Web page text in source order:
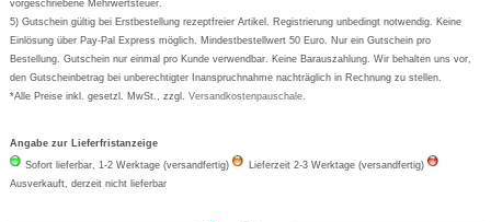
Basica
vorgeschriebene Mehrwertsteuer.
5) Gutschein gültig bei Erstbestellung rezeptfreier Artikel. Registrierung unbedingt notwendig. Keine
Einlösung über Pay-Pal Express möglich. Mindestbestellwert 50 Euro. Nur ein Gutschein pro
Bestellung. Gutschein nur einmal pro Kunde verwendbar. Keine Barauszahlung. Wir behalten uns vor,
den Gutscheinbetrag bei unberechtigter Inanspruchnahme nachträglich in Rechnung zu stellen.
*Alle Preise inkl. gesetzl. MwSt., zzgl.Versandkostenpauschale.
Angabe zur Lieferfristanzeige
Sofort lieferbar, 1-2 Werktage (versandfertig)
Lieferzeit 2-3 Werktage (versandfertig)
Ausverkauft, derzeit nicht lieferbar